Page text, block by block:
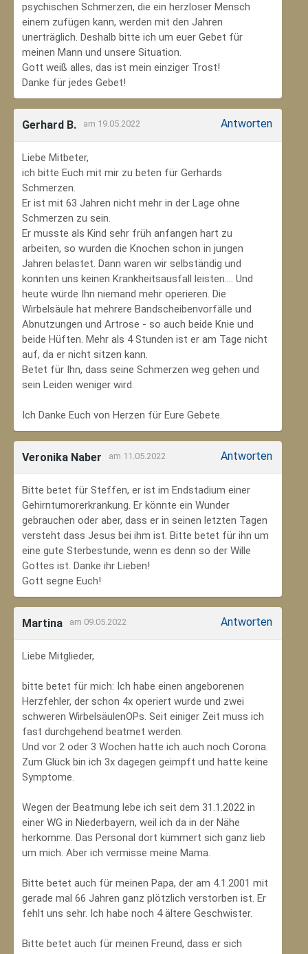
psychischen Schmerzen, die ein herzloser Mensch
einem zufügen kann, werden mit den Jahren
unerträglich. Deshalb bitte ich um euer Gebet für
meinen Mann und unsere Situation.
Gott weiß alles, das ist mein einziger Trost!
Danke für jedes Gebet!
Gerhard B. am 19.05.2022 Antworten
Liebe Mitbeter,
ich bitte Euch mit mir zu beten für Gerhards
Schmerzen.
Er ist mit 63 Jahren nicht mehr in der Lage ohne
Schmerzen zu sein.
Er musste als Kind sehr früh anfangen hart zu
arbeiten, so wurden die Knochen schon in jungen
Jahren belastet. Dann waren wir selbständig und
konnten uns keinen Krankheitsausfall leisten.... Und
heute würde Ihn niemand mehr operieren. Die
Wirbelsäule hat mehrere Bandscheibenvorfälle und
Abnutzungen und Artrose - so auch beide Knie und
beide Hüften. Mehr als 4 Stunden ist er am Tage nicht
auf, da er nicht sitzen kann.
Betet für Ihn, dass seine Schmerzen weg gehen und
sein Leiden weniger wird.
Ich Danke Euch von Herzen für Eure Gebete.
Veronika Naber am 11.05.2022 Antworten
Bitte betet für Steffen, er ist im Endstadium einer
Gehirntumorerkrankung. Er könnte ein Wunder
gebrauchen oder aber, dass er in seinen letzten Tagen
versteht dass Jesus bei ihm ist. Bitte betet für ihn um
eine gute Sterbestunde, wenn es denn so der Wille
Gottes ist. Danke ihr Lieben!
Gott segne Euch!
Martina am 09.05.2022 Antworten
Liebe Mitglieder,
bitte betet für mich: Ich habe einen angeborenen
Herzfehler, der schon 4x operiert wurde und zwei
schweren WirbelsäulenOPs. Seit einiger Zeit muss ich
fast durchgehend beatmet werden.
Und vor 2 oder 3 Wochen hatte ich auch noch Corona.
Zum Glück bin ich 3x dagegen geimpft und hatte keine
Symptome.
Wegen der Beatmung lebe ich seit dem 31.1.2022 in
einer WG in Niederbayern, weil ich da in der Nähe
herkomme. Das Personal dort kümmert sich ganz lieb
um mich. Aber ich vermisse meine Mama.
Bitte betet auch für meinen Papa, der am 4.1.2001 mit
gerade mal 66 Jahren ganz plötzlich verstorben ist. Er
fehlt uns sehr. Ich habe noch 4 ältere Geschwister.
Bitte betet auch für meinen Freund, dass er sich